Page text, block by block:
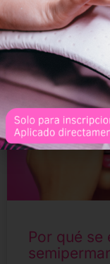
LEER MÁS »
Por qué se